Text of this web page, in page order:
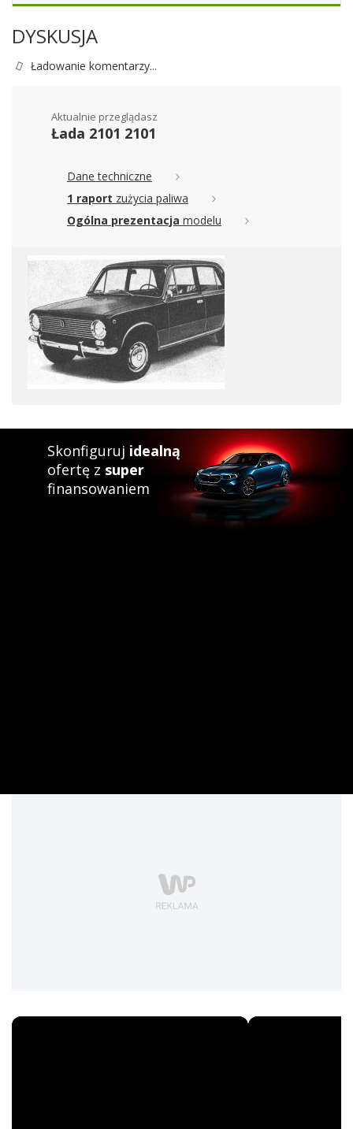
DYSKUSJA
Ładowanie komentarzy...
Aktualnie przeglądasz
Łada 2101 2101
Dane techniczne
1 raport zużycia paliwa
Ogólna prezentacja modelu
Skonfiguruj idealną
ofertę z super
finansowaniem